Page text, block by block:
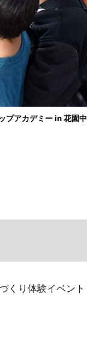
プアカデミー in 花園
くり体験イベン